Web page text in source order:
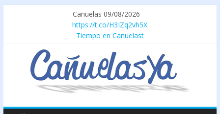
Cañuelas 09/08/2026
https://t.co/H3IZq2vh5X
Tiempo en Canuelast